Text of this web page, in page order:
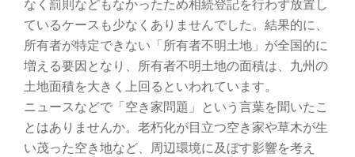
なく罰則などもなかったため相続登記を行わず放置し
ているケースも少なくありませんでした。結果的に、
所有者が特定できない「所有者不明土地」が全国的に
増える要因となり、所有者不明土地の面積は、九州の
土地面積を大きく上回るといわれています。
ニュースなどで「空き家問題」という言葉を聞いたこ
とはありませんか。老朽化が目立つ空き家や草木が生
い茂った空き地など、周辺環境に及ぼす影響を考え